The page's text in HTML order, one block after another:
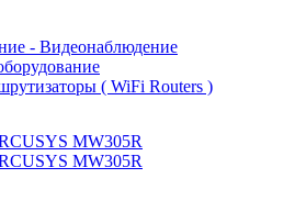
- Видеонаблюдение
( WiFi Routers )